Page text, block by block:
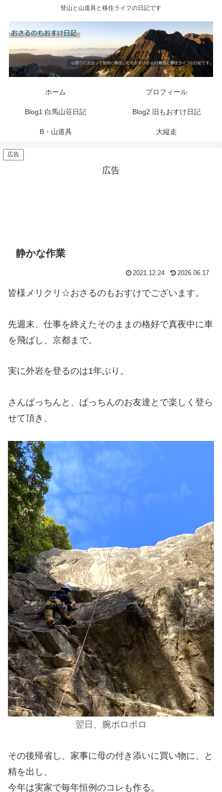
登山と山道具と移住ライフの日記です
ホーム プロフィール
Blog1 白馬山荘日記 Blog2 旧もおすけ日記
B・山道具 大縦走
広告
広告
静かな作業
2021.12.24 2026.06.17
皆様メリクリ☆おさるのもおすけでございます。
先週末、仕事を終えたそのままの格好で真夜中に車
を飛ばし、京都まで。
実に外岩を登るのは1年ぶり。
さんぱっちんと、ぱっちんのお友達とで楽しく登ら
せて頂き、
翌日、腕ボロボロ
その後帰省し、家事に母の付き添いに買い物に、と
精を出し、
今年は実家で毎年恒例のコレも作る。